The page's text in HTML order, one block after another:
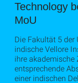
Technology
MoU
Die Fakultät 5
indische Vellore
ihre akademische
entsprechende
einer indischen